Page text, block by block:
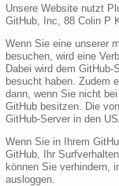
Unsere Website nutzt
GitHub, Inc, 88 Colin P
Wenn Sie eine unserer
besuchen, wird eine
Dabei wird dem
besucht haben. Zudem
dann, wenn Sie nicht
GitHub besitzen. Die
GitHub-Server in den
Wenn Sie in Ihrem
GitHub, Ihr
können Sie verhindern,
ausloggen.